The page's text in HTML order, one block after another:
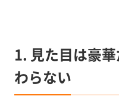
1. 見た目は豪
わらない